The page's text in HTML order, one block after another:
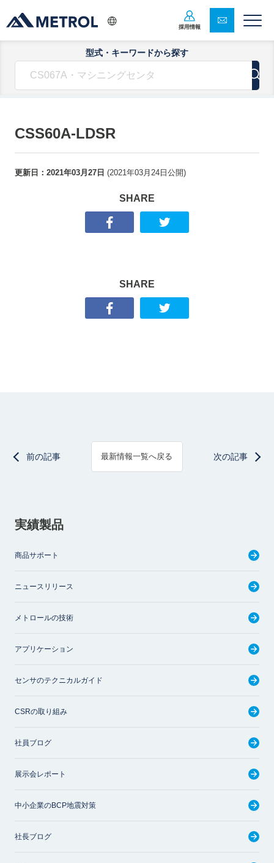
採用情報
型式・キーワードから探す
CSS60A-LDSR
更新日： 2021年03月27日 (2021年03月24日 公開)
SHARE
SHARE
前の記事 最新情報一覧へ戻る 次の記事
実績製品
商品サポート
ニュースリリース
メトロールの技術
アプリケーション
センサのテクニカルガイド
CSRの取り組み
社員ブログ
展示会レポート
中小企業のBCP地震対策
社長ブログ